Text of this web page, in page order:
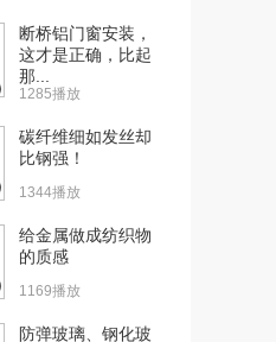
断桥铝门窗安装，
这才是正确，比起
那...
1285播放
碳纤维细如发丝却
比钢强！
1344播放
给金属做成纺织物
的质感
1169播放
防弹玻璃、钢化玻